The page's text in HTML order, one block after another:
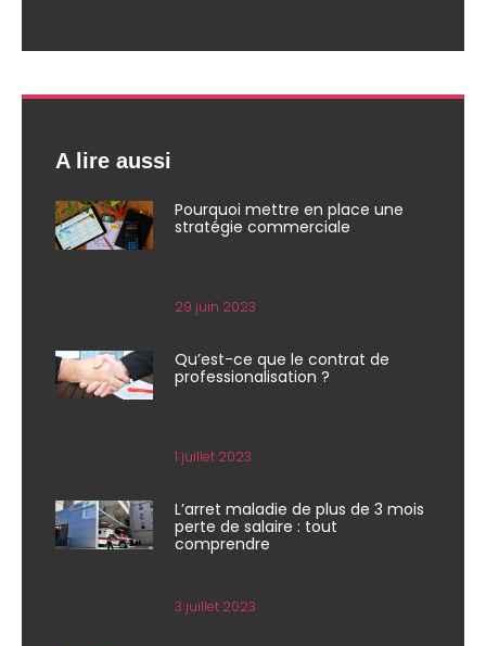
A lire aussi
Pourquoi mettre en place une
stratégie commerciale
29 juin 2023
Qu’est-ce que le contrat de
professionalisation ?
1 juillet 2023
L’arret maladie de plus de 3 mois
perte de salaire : tout
comprendre
3 juillet 2023